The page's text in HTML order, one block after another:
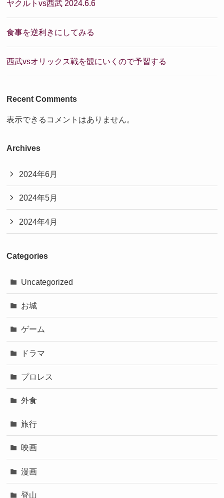
ヤクルトvs西武 2024.6.6
食事を逆利きにしてみる
西武vsオリックス戦を観にいくので予習する
Recent Comments
表示できるコメントはありません。
Archives
2024年6月
2024年5月
2024年4月
Categories
Uncategorized
お城
ゲーム
ドラマ
プロレス
外食
旅行
映画
漫画
登山